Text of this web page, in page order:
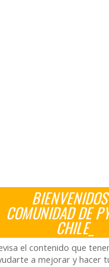
COMUNIDAD DE
CHILE_
el contenido que
a mejorar y hacer